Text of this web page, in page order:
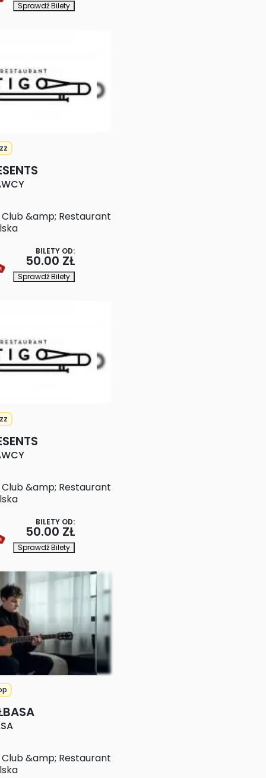
Sprawdź Bilety
&amp; Restaurant
BILETY OD:
50.00 ZŁ
Sprawdź Bilety
&amp; Restaurant
BILETY OD:
50.00 ZŁ
Sprawdź Bilety
&amp; Restaurant